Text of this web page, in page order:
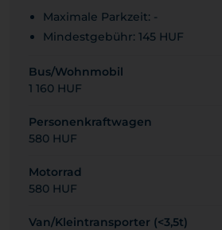
Maximale Parkzeit: -
Mindestgebühr: 145 HUF
Bus/Wohnmobil
1 160 HUF
Personenkraftwagen
580 HUF
Motorrad
580 HUF
Van/Kleintransporter (<3,5t)